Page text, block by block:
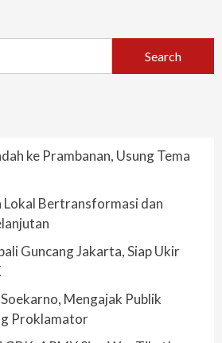
ke Prambanan, Usung Tema
Bertransformasi dan
Guncang Jakarta, Siap Ukir
Mengajak Publik
Proklamator